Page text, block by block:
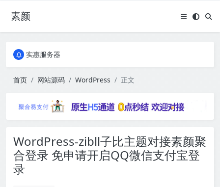
素颜全国免费包邮流量卡
实惠服务器
实惠服务器
首页 网站源码 WordPress 正文
WordPress-zibll子比主题对接素颜聚
合登录 免申请开启QQ微信支付宝登
录